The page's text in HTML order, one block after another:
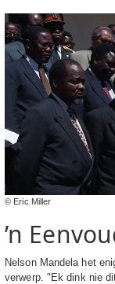
© Eric Miller
’n
Nelson Mandela het
verwerp. "Ek dink nie